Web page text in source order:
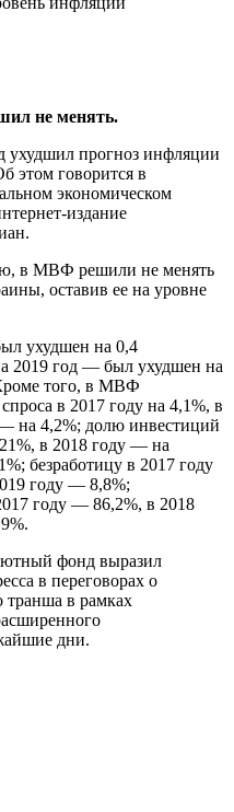
не менять.
прогноз инфляции
этом говорится в
экономическом
издание
в МВФ решили не менять
оставив ее на уровне
ухудшен на 0,4
2019 год — был ухудшен на
того, в МВФ
в 2017 году на 4,1%, в
на 4,2%; долю инвестиций
в 2018 году — на
безработицу в 2017 году
году — 8,8%;
году — 86,2%, в 2018
фонд выразил
в переговорах о
транша в рамках
дни.